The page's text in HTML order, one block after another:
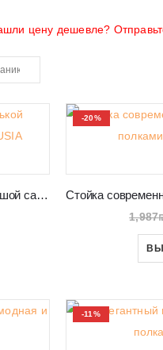
цену дешевле?
Телевизионная стенка в небольшой салон LUSIA
-20%
1,987
-11%